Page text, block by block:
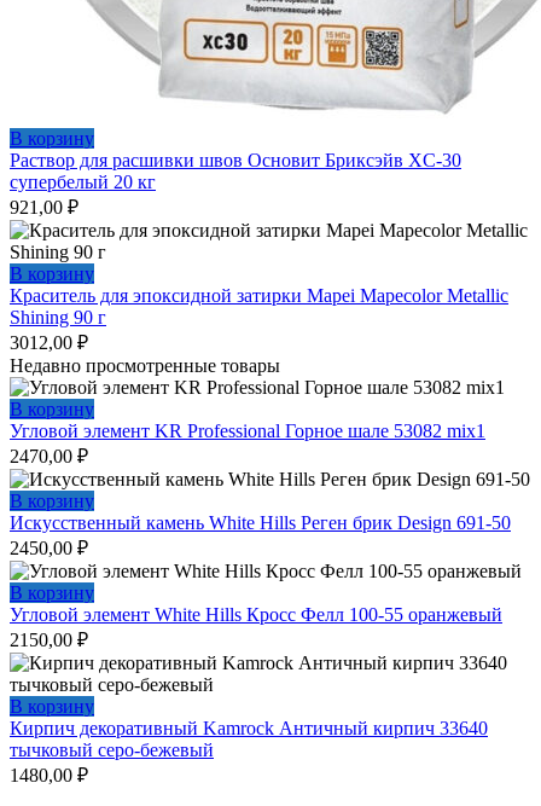
В корзину
Раствор для расшивки швов Основит Бриксэйв XC-30
супербелый 20 кг
921,00 ₽
В корзину
Краситель для эпоксидной затирки Mapei Mapecolor Metallic
Shining 90 г
3012,00 ₽
Недавно просмотренные товары
В корзину
Угловой элемент KR Professional Горное шале 53082 mix1
2470,00 ₽
В корзину
Искусственный камень White Hills Реген брик Design 691-50
2450,00 ₽
В корзину
Угловой элемент White Hills Кросс Фелл 100-55 оранжевый
2150,00 ₽
В корзину
Кирпич декоративный Kamrock Античный кирпич 33640
тычковый серо-бежевый
1480,00 ₽